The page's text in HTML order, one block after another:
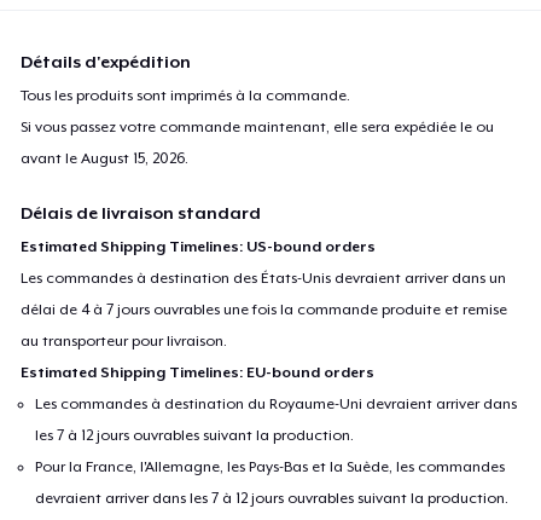
Détails d'expédition
Tous les produits sont imprimés à la commande.
Si vous passez votre commande maintenant, elle sera expédiée le ou
avant leAugust 15, 2026.
Délais de livraison standard
Estimated Shipping Timelines: US-bound orders
Les commandes à destination des États-Unis devraient arriver dans un
délai de 4 à 7 jours ouvrables une fois la commande produite et remise
au transporteur pour livraison.
Estimated Shipping Timelines: EU-bound orders
Les commandes à destination du Royaume-Uni devraient arriver dans
les 7 à 12 jours ouvrables suivant la production.
Pour la France, l'Allemagne, les Pays-Bas et la Suède, les commandes
devraient arriver dans les 7 à 12 jours ouvrables suivant la production.